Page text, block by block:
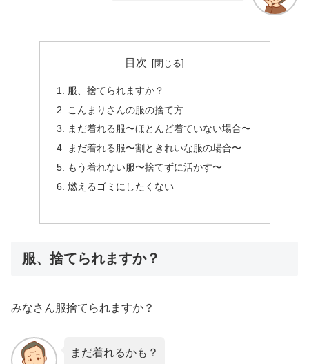
目次
服、捨てられますか？
こんまりさんの服の捨て方
まだ着れる服〜ほとんど着ていない場合〜
まだ着れる服〜割ときれいな服の場合〜
もう着れない服〜捨てずに活かす〜
燃えるゴミにしたくない
服、捨てられますか？
みなさん服捨てられますか？
まだ着れるかも？